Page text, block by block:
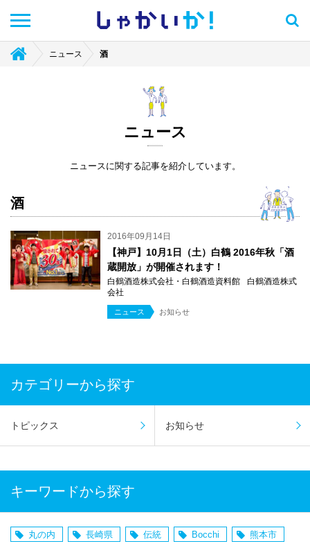
しゃかい か！
ニュース 酒
ニュース
ニュースに関する記事を紹介しています。
酒
2016年09月14日
【神戸】10月1日（土）白鶴 2016年秋「酒
蔵開放」が開催されます！
白鶴酒造株式会社・白鶴酒造資料館
白鶴酒造株式
会社
ニュース お知らせ
カテゴリーから探す
トピックス お知らせ
キーワードから探す
丸の内 長崎県 伝統 Bocchi 熊本市